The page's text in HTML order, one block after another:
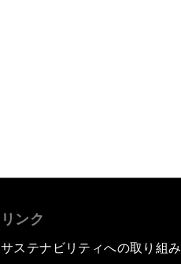
リンク
サステナビリティへの取り組み